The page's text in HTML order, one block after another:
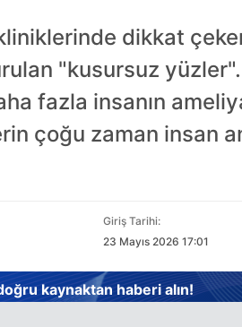
dikkat
"kusursuz
fazla insanın
çoğu zaman insan
Giriş Tarihi:
23 Mayıs 2026 17:01
kaynaktan haberi alın!